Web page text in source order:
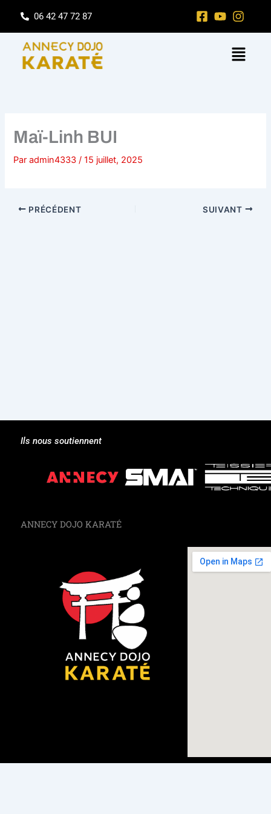
contenu
06 42 47 72 87
Menu
Maï-Linh BUI
Paradmin4333/15 juillet, 2025
PRÉCÉDENT SUIVANT
Ils nous soutiennent
ANNECY DOJO KARATÉ